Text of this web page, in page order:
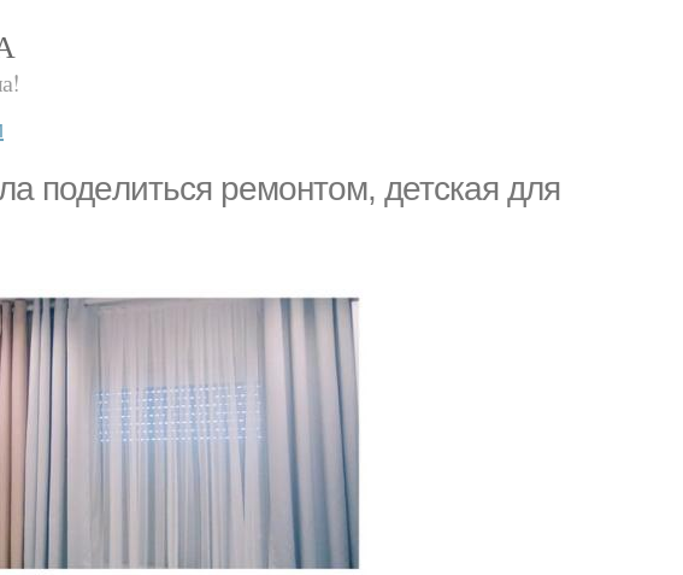
подeлиться рeмонтом, детcкая для